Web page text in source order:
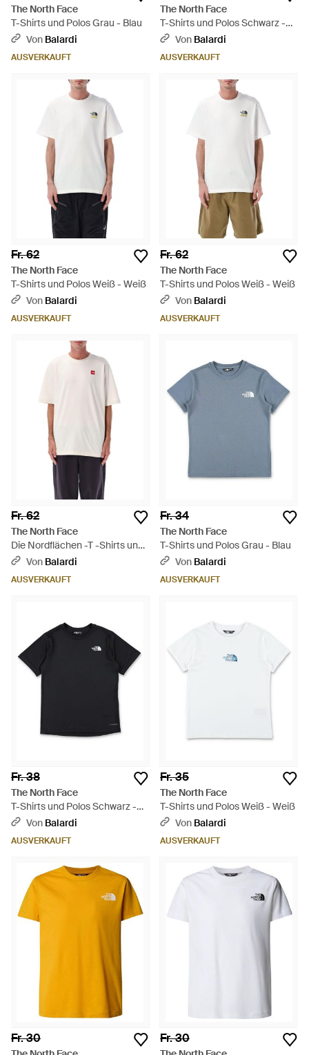
The North Face
T-Shirts und Polos Grau - Blau
Von Balardi
AUSVERKAUFT
The North Face
T-Shirts und Polos Schwarz -
Schwarz
Von Balardi
AUSVERKAUFT
Fr. 62
The North Face
T-Shirts und Polos Weiß - Weiß
Von Balardi
AUSVERKAUFT
Fr. 62
The North Face
T-Shirts und Polos Weiß - Weiß
Von Balardi
AUSVERKAUFT
Fr. 62
The North Face
Die Nordflächen -T -Shirts und
Polos - Weiß
Von Balardi
AUSVERKAUFT
Fr. 34
The North Face
T-Shirts und Polos Grau - Blau
Von Balardi
AUSVERKAUFT
Fr. 38
The North Face
T-Shirts und Polos Schwarz -
Schwarz
Von Balardi
AUSVERKAUFT
Fr. 35
The North Face
T-Shirts und Polos Weiß - Weiß
Von Balardi
AUSVERKAUFT
Fr. 30 Fr. 30